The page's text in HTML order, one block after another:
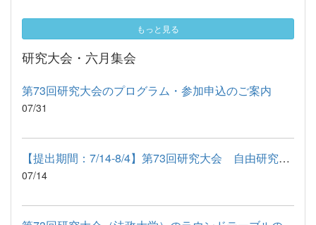
もっと見る
研究大会・六月集会
第73回研究大会のプログラム・参加申込のご案内
07/31
【提出期間：7/14-8/4】第73回研究大会 自由研究発表・ポスター...
07/14